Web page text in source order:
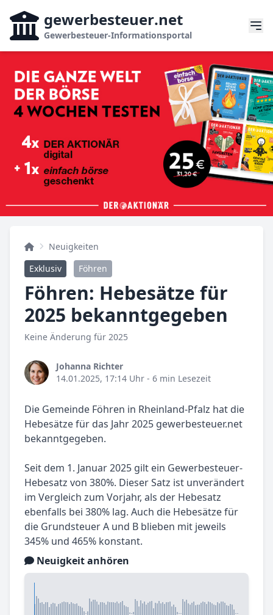
gewerbesteuer.net
Gewerbesteuer-Informationsportal
Neuigkeiten
Exklusiv
Föhren
Föhren: Hebesätze für
2025 bekanntgegeben
Keine Änderung für 2025
Johanna Richter
14.01.2025, 17:14 Uhr - 6 min Lesezeit
Die Gemeinde Föhren in Rheinland-Pfalz hat die
Hebesätze für das Jahr 2025 gewerbesteuer.net
bekanntgegeben.
Seit dem 1. Januar 2025 gilt ein Gewerbesteuer-
Hebesatz von 380%. Dieser Satz ist unverändert
im Vergleich zum Vorjahr, als der Hebesatz
ebenfalls bei 380% lag. Auch die Hebesätze für
die Grundsteuer A und B blieben mit jeweils
345% und 465% konstant.
Neuigkeit anhören